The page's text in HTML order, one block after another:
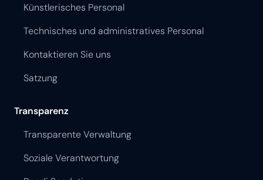
Künstlerisches Personal
Technisches und administratives Personal
Kontaktieren Sie uns
Satzung
Transparenz
Transparente Verwaltung
Soziale Verantwortung